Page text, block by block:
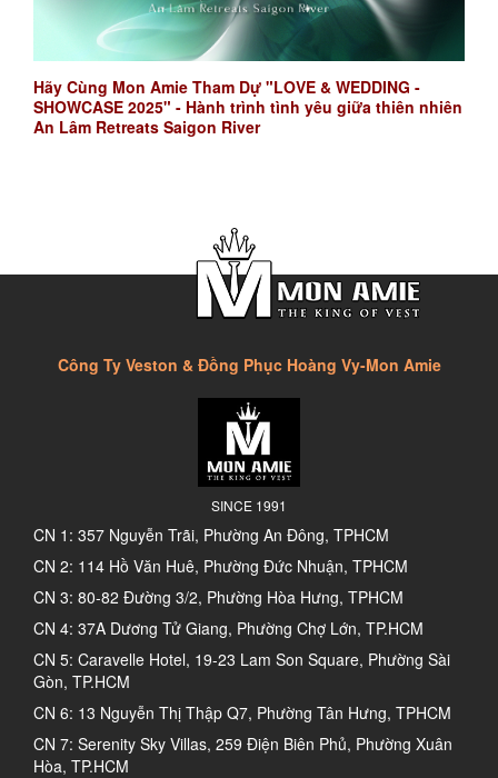
Hãy Cùng Mon Amie Tham Dự "LOVE & WEDDING -
SHOWCASE 2025" - Hành trình tình yêu giữa thiên nhiên
An Lâm Retreats Saigon River
Công Ty Veston & Đồng Phục Hoàng Vy-Mon Amie
SINCE 1991
CN 1: 357 Nguyễn Trãi, Phường An Đông, TPHCM
CN 2: 114 Hồ Văn Huê, Phường Đức Nhuận, TPHCM
CN 3: 80-82 Đường 3/2, Phường Hòa Hưng, TPHCM
CN 4: 37A Dương Tử Giang, Phường Chợ Lớn, TP.HCM
CN 5: Caravelle Hotel, 19-23 Lam Son Square, Phường Sài
Gòn, TP.HCM
CN 6: 13 Nguyễn Thị Thập Q7, Phường Tân Hưng, TPHCM
CN 7: Serenity Sky Villas, 259 Điện Biên Phủ, Phường Xuân
Hòa, TP.HCM